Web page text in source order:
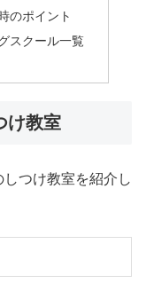
のポイント
スクール一覧
け教室
つけ教室を紹介し